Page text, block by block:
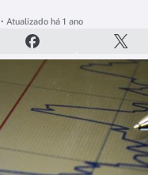
• Atualizado há 1 ano